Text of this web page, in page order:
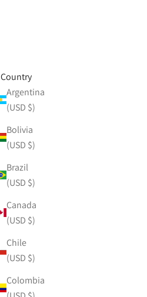
Country
Argentina
(USD $)
Bolivia
(USD $)
Brazil
(USD $)
Canada
(USD $)
Chile
(USD $)
Colombia